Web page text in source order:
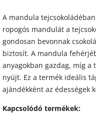
A mandula
ropogós mandulát a
gondosan bevonnak
biztosít. A mandula
anyagokban gazdag, míg a
nyújt. Ez a termék ideális
ajándékként az édességek
Kapcsolódó termékek: